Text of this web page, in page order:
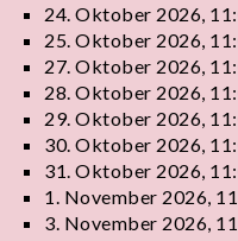
24. Oktober 2026,
25. Oktober 2026,
27. Oktober 2026,
28. Oktober 2026,
29. Oktober 2026,
30. Oktober 2026,
31. Oktober 2026,
1. November 2026,
3. November 2026,